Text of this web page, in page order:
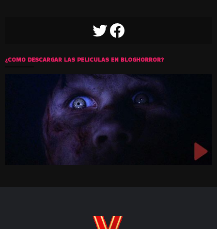
TWITTERFACEBOOK
¿COMO DESCARGAR LAS PELICULAS EN BLOGHORROR?